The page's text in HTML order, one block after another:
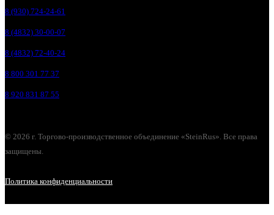
8 (930) 724-24-61
8 (4832) 30-00-07
8 (4832) 72-40-24
8 800 301 77 37
8 920 831 87 55
© 2026 г. Торгово-производственное объединение «SteinRus». Все права
защищены.
Политика конфиденциальности